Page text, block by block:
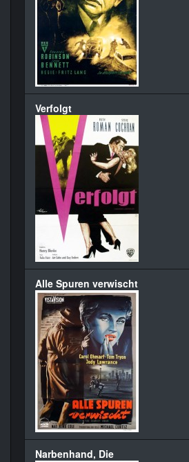
Verfolgt
Alle Spuren verwischt
Narbenhand, Die